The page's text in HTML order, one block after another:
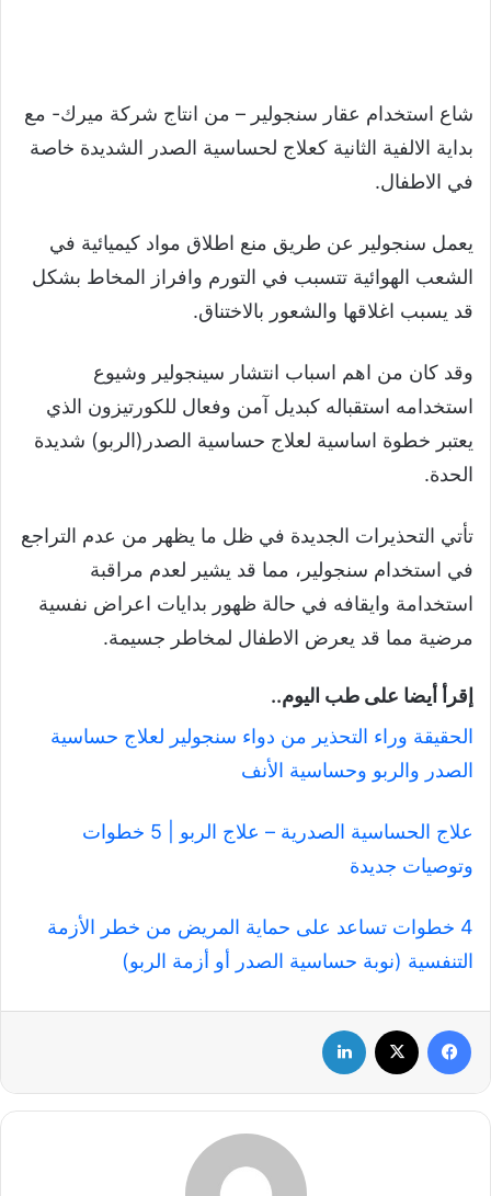
شاع استخدام عقار سنجولير – من انتاج شركة ميرك- مع
بداية الالفية الثانية كعلاج لحساسية الصدر الشديدة خاصة
في الاطفال.
يعمل سنجولير عن طريق منع اطلاق مواد كيميائية في
الشعب الهوائية تتسبب في التورم وافراز المخاط بشكل
قد يسبب اغلاقها والشعور بالاختناق.
وقد كان من اهم اسباب انتشار سينجولير وشيوع
استخدامه استقباله كبديل آمن وفعال للكورتيزون الذي
يعتبر خطوة اساسية لعلاج حساسية الصدر(الربو) شديدة
الحدة.
تأتي التحذيرات الجديدة في ظل ما يظهر من عدم التراجع
في استخدام سنجولير، مما قد يشير لعدم مراقبة
استخدامة وايقافه في حالة ظهور بدايات اعراض نفسية
مرضية مما قد يعرض الاطفال لمخاطر جسيمة.
إقرأ أيضا على طب اليوم..
الحقيقة وراء التحذير من دواء سنجولير لعلاج حساسية
الصدر والربو وحساسية الأنف
علاج الحساسية الصدرية – علاج الربو | 5 خطوات
وتوصيات جديدة
4 خطوات تساعد على حماية المريض من خطر الأزمة
التنفسية (نوبة حساسية الصدر أو أزمة الربو)